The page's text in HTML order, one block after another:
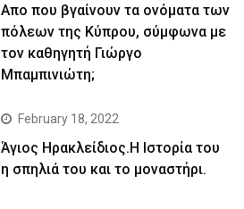
Απο που βγαίνουν τα ονόματα των
πόλεων της Κύπρου, σύμφωνα με
τον καθηγητή Γιώργο
Μπαμπινιώτη;
February 18, 2022
Άγιος Ηρακλείδιος.Η Ιστορία του
η σπηλιά του και το μοναστήρι.